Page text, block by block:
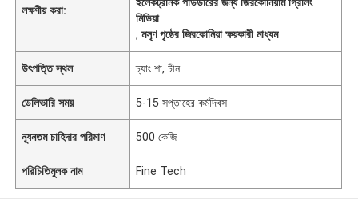
লক্ষণীয় করা:
মিডিয়া
,মসৃণ পৃষ্ঠের জিরকোনিয়া ক্ষয়কারী মাধ্যম
উৎপত্তি স্থল চ্যাং শা, চীন
ডেলিভারি সময় 5-15 সপ্তাহের কর্মদিবস
ন্যূনতম চাহিদার পরিমাণ 500 কেজি
পরিচিতিমুলক নাম Fine Tech